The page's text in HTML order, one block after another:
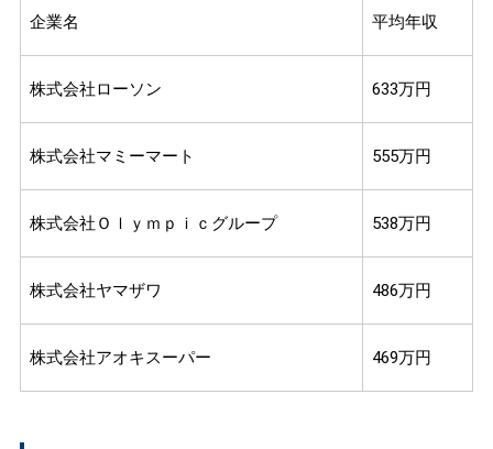
企業名 平均年収
株式会社ローソン 633万円
株式会社マミーマート 555万円
株式会社Ｏｌｙｍｐｉｃグループ 538万円
株式会社ヤマザワ 486万円
株式会社アオキスーパー 469万円